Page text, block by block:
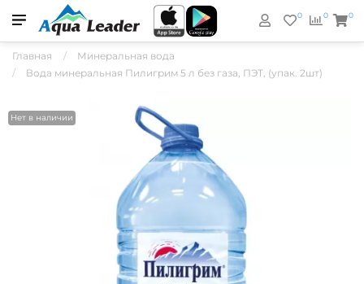
0
0 0
Главная
Минеральная вода
Вода минеральная Пилигрим 5 л без газа, ПЭТ, (упак. 2шт)
Нет в наличии